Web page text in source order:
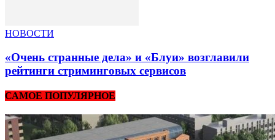
НОВОСТИ
«Очень странные дела» и «Блуи» возглавили
рейтинги стриминговых сервисов
САМОЕ ПОПУЛЯРНОЕ